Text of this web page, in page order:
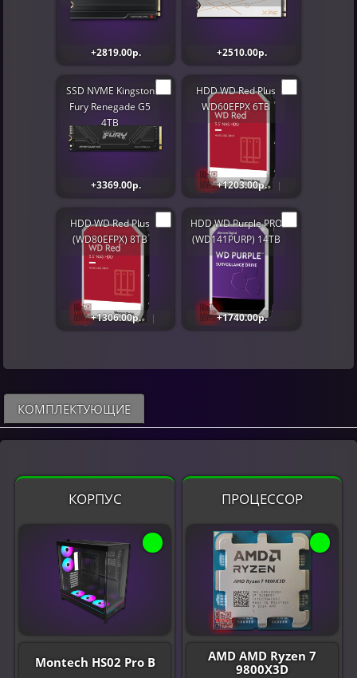
+2819.00р. +2510.00р.
SSD NVME Kingston
Fury Renegade G5
4TB
+3369.00р.
HDD WD Red Plus
WD60EFPX 6TB
+1203.00р.
HDD WD Red Plus
(WD80EFPX) 8TB
+1306.00р.
HDD WD Purple PRO
(WD141PURP) 14TB
+1740.00р.
КОМПЛЕКТУЮЩИЕ
КОРПУС
Montech HS02 Pro B
ПРОЦЕССОР
AMD AMD Ryzen 7
9800X3D